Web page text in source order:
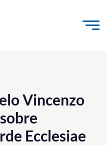
Vincenzo
Ecclesiae